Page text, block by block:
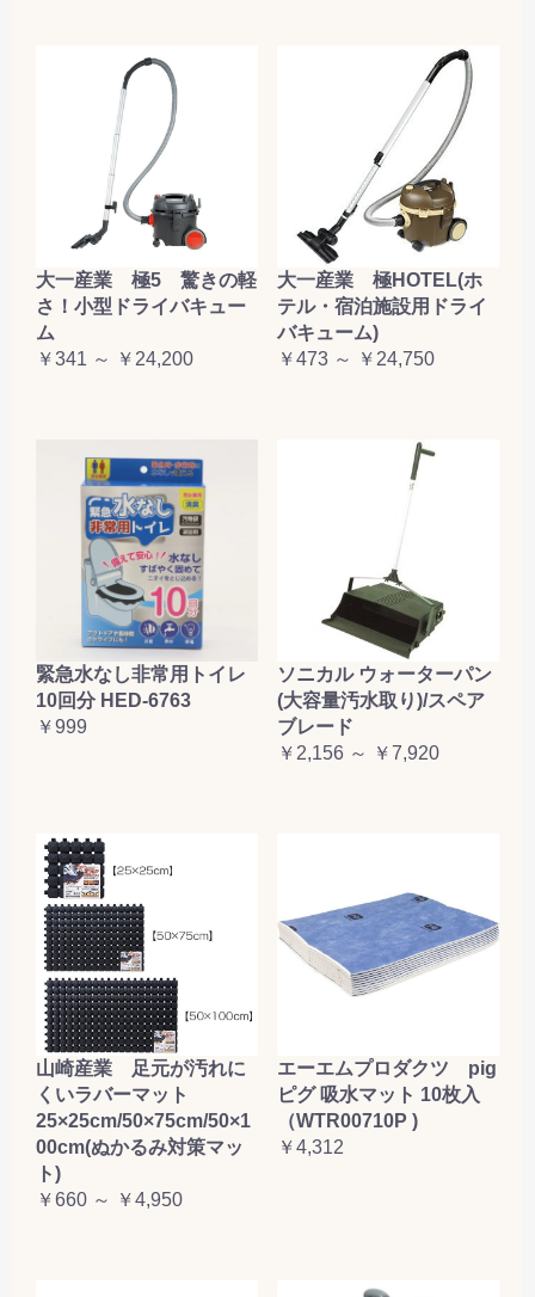
大一産業 極5 驚きの軽
さ！小型ドライバキュー
ム
￥341 ～ ￥24,200
大一産業 極HOTEL(ホ
テル・宿泊施設用ドライ
バキューム)
￥473 ～ ￥24,750
緊急水なし非常用トイレ
10回分 HED-6763
￥999
ソニカル ウォーターパン
(大容量汚水取り)/スペア
ブレード
￥2,156 ～ ￥7,920
山崎産業 足元が汚れに
くいラバーマット
25×25cm/50×75cm/50×1
00cm(ぬかるみ対策マッ
ト)
￥660 ～ ￥4,950
エーエムプロダクツ pig
ピグ 吸水マット 10枚入
（WTR00710P )
￥4,312